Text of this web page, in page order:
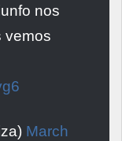
nos
vemos
March